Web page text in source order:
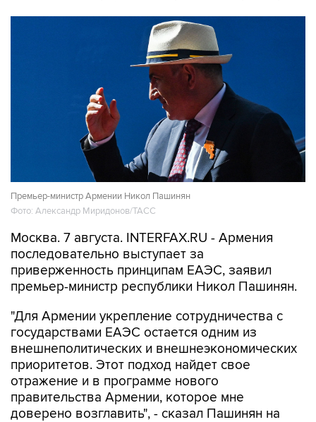
Премьер-министр Армении Никол Пашинян
Фото: Александр Миридонов/ТАСС
Москва. 7 августа. INTERFAX.RU - Армения
приверженность принципам ЕАЭС, заявил
премьер-министр республики Никол Пашинян.
"Для Армении укрепление сотрудничества с
внешнеполитических и внешнеэкономических
приоритетов. Этот подход найдет свое
отражение и в программе нового
правительства Армении, которое мне
доверено возглавить", - сказал Пашинян на
заседании Евразийского межправсовета.